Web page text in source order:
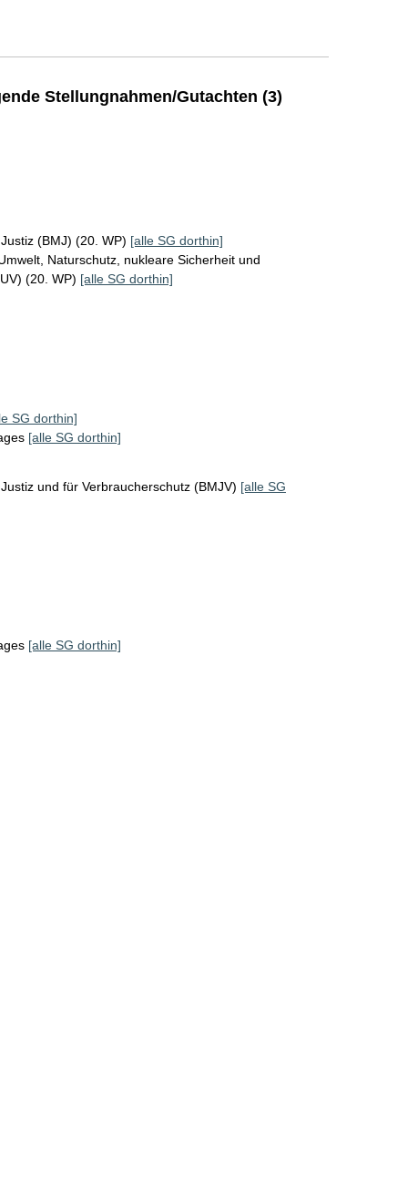
Stellungnahmen/Gutachten (3)
(BMJ) (20. WP) [alle SG dorthin]
Naturschutz, nukleare Sicherheit und
(20. WP) [alle SG dorthin]
SG dorthin]
[alle SG dorthin]
und für Verbraucherschutz (BMJV) [alle SG
[alle SG dorthin]